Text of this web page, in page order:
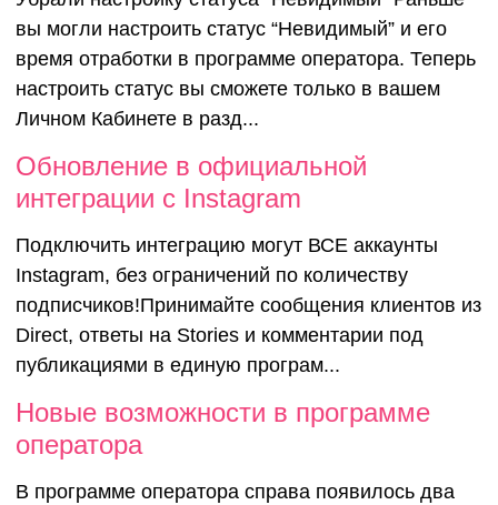
вы могли настроить статус “Невидимый” и его
время отработки в программе оператора. Теперь
настроить статус вы сможете только в вашем
Личном Кабинете в разд...
Instagram
Обновление в официальной
интеграции c Instagram
Подключить интеграцию могут ВСЕ аккаунты
Instagram, без ограничений по количеству
подписчиков!Принимайте сообщения клиентов из
Direct, ответы на Stories и комментарии под
публикациями в единую програм...
Новые возможности в программе
оператора
В программе оператора справа появилось два